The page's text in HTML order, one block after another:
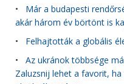
• Már a budapesti
akár három év börtönt is
• Felhajtották a globális
• Az ukránok többsége
Zaluzsnij lehet a favorit,